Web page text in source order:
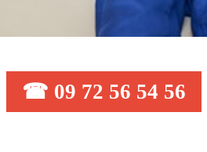
☎ 09 72 56 54 56